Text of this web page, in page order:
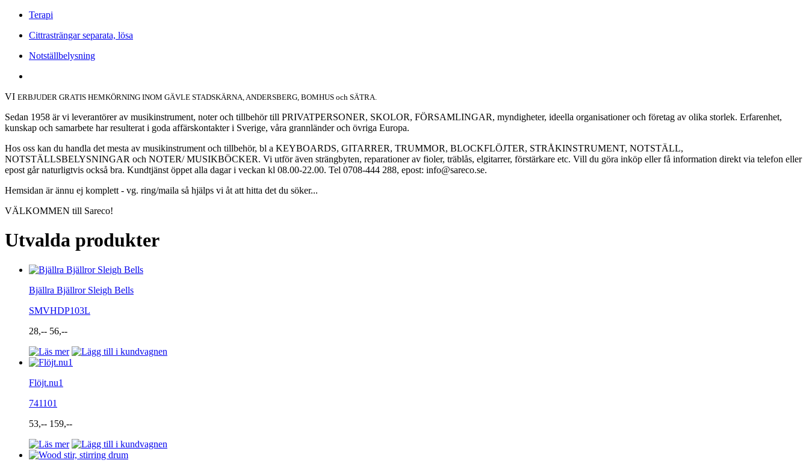
Terapi
Cittrasträngar separata, lösa
Notställbelysning
VI ERBJUDER GRATIS HEMKÖRNING INOM GÄVLE STADSKÄRNA, ANDERSBERG, BOMHUS och SÄTRA.
Sedan 1958 är vi leverantörer av musikinstrument, noter och tillbehör till PRIVATPERSONER, SKOLOR, FÖRSAMLINGAR, myndigheter, ideella organisationer och företag av olika storlek. Erfarenhet,
kunskap och samarbete har resulterat i goda affärskontakter i Sverige, våra grannländer och övriga Europa.
Hos oss kan du handla det mesta av musikinstrument och tillbehör, bl a KEYBOARDS, GITARRER, TRUMMOR, BLOCKFLÖJTER, STRÅKINSTRUMENT, NOTSTÄLL,
NOTSTÄLLSBELYSNINGAR och NOTER/ MUSIKBÖCKER. Vi utför även strängbyten, reparationer av fioler, träblås, elgitarrer, förstärkare etc. Vill du göra inköp eller få information direkt via telefon eller
epost går naturligtvis också bra. Kundtjänst öppet alla dagar i veckan kl 08.00-22.00. Tel 0708-444 288, epost: info@sareco.se.
Hemsidan är ännu ej komplett - vg. ring/maila så hjälps vi åt att hitta det du söker...
VÄLKOMMEN till Sareco!
Utvalda produkter
Bjällra Bjällror Sleigh Bells
SMVHDP103L
28,-- 56,--
Flöjt.nu1
741101
53,-- 159,--